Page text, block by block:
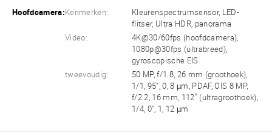
Hoofdcamera:Kenmerken:
Kleurenspectrumsensor, LED-
flitser, Ultra HDR, panorama
Video:
4K@30/60fps (hoofdcamera),
1080p@30fps (ultrabreed),
gyroscopische EIS
tweevoudig:
50 MP, f/1.8, 26 mm (groothoek),
1/1, 95", 0, 8 µm, PDAF, OIS 8 MP,
f/2.2, 16 mm, 112˚ (ultragroothoek),
1/4, 0", 1, 12 µm